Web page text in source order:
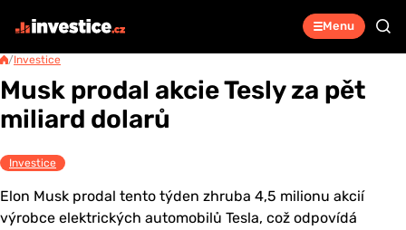
Menu
/Investice
Musk prodal akcie Tesly za pět
miliard dolarů
Investice
Elon Musk prodal tento týden zhruba 4,5 milionu akcií
výrobce elektrických automobilů Tesla, což odpovídá